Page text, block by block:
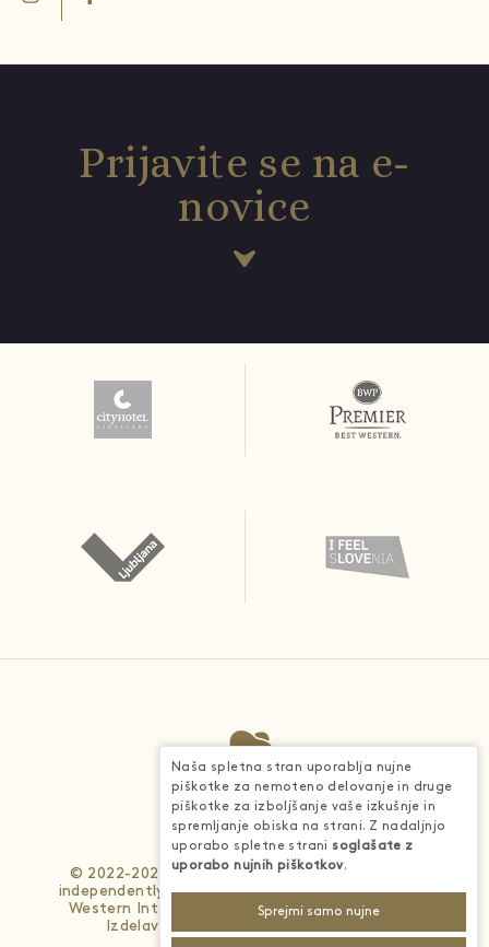
Prijavite se na e-
novice
© 2022-2026 - Each BWH® Hotels property is
independently owned and operated. © 2025 Best
Western International, Inc. All rights reserved.
Izdelava spletnih strani
Naša spletna stran uporablja nujne
piškotke za nemoteno delovanje in druge
piškotke za izboljšanje vaše izkušnje in
spremljanje obiska na strani. Z nadaljnjo
uporabo spletne strani soglašate z
uporabo nujnih piškotkov.
Sprejmi samo nujne